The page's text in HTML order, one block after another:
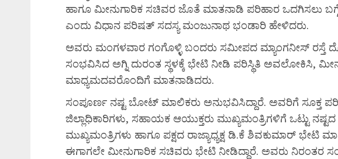
ಹಾಗೂ ಮೀನುಗಾರಿಕ ಸಚಿವರ ಜೊತೆ ಮಾತನಾಡಿ ಪರಿಹಾರ ಒದಗಿಸಲು ಬಗ್ಗೆ
ಎಂದು ವಿಧಾನ ಪರಿಷತ್ ಸದಸ್ಯ ಮಂಜುನಾಥ ಭಂಡಾರಿ ಹೇಳಿದರು.
ಅವರು ಮಂಗಳವಾರ ಗಂಗೊಳ್ಳಿ ಬಂದರು ಸಮೀಪದ ಮ್ಯಾಂಗನೀಸ್ ರಸ್ತೆ
ಸಂಭವಿಸಿದ ಅಗ್ನಿ ದುರಂತ ಸ್ಥಳಕ್ಕೆ ಭೇಟಿ ನೀಡಿ ಪರಿಸ್ಥಿತಿ ಅವಲೋಕಿಸಿ,
ಮಾಧ್ಯಮದವರೊಂದಿಗೆ ಮಾತನಾಡಿದರು.
ಸಂಪೂರ್ಣ ನಷ್ಟ ಬೋಟ್ ಮಾಲಿಕರು ಅನುಭವಿಸಿದ್ದಾರೆ. ಅವರಿಗೆ ಸೂಕ್ತ
ಜಿಲ್ಲಾಧಿಕಾರಿಗಳು, ಸಹಾಯಕ ಆಯುಕ್ತರು ಮುಖ್ಯಮಂತ್ರಿಗಳಿಗೆ ಒಟ್ಟು ನಷ್ಟದ
ಮುಖ್ಯಮಂತ್ರಿಗಳು ಹಾಗೂ ಪಕ್ಷದ ರಾಜ್ಯಾಧ್ಯಕ್ಷ ಡಿ.ಕೆ ಶಿವಕುಮಾರ್ ಭೇಟಿ
ಈಗಾಗಲೇ ಮೀನುಗಾರಿಕ ಸಚಿವರು ಭೇಟಿ ನೀಡಿದ್ದಾರೆ. ಅವರು ನಿರಂತರ